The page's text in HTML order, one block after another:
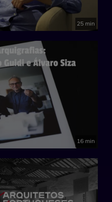
25 min
16 min